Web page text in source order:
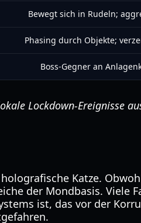
Bewegt sich in Rudeln;
Phasing durch Objekte;
Boss-Gegner an
Lockdown-Ereignisse
Katze.
der Mondbasis. Viele
ist, das vor der